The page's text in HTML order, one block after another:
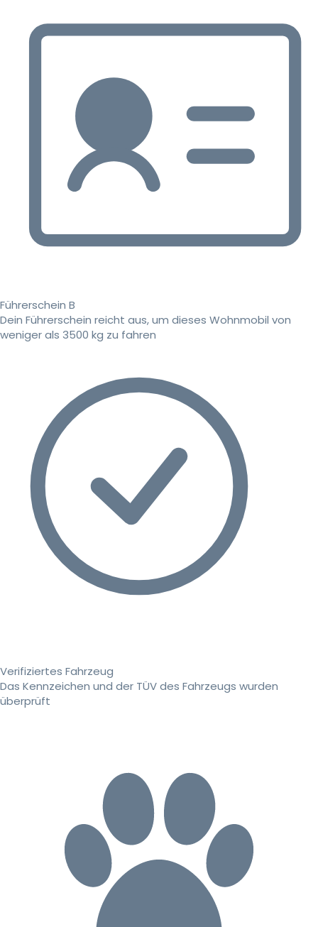
Führerschein B
Dein Führerschein reicht aus, um dieses Wohnmobil von
weniger als 3500 kg zu fahren
Verifiziertes Fahrzeug
Das Kennzeichen und der TÜV des Fahrzeugs wurden
überprüft